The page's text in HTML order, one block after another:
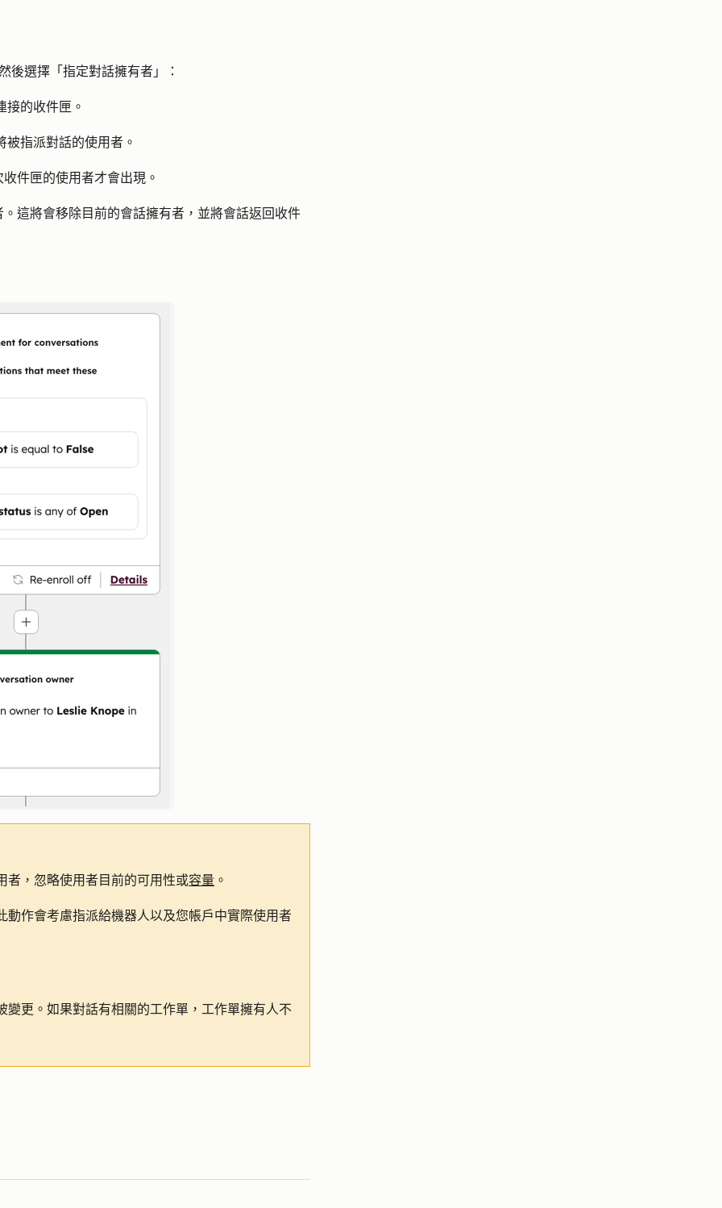
後選擇「 指定對話擁有者」：
接的收件匣 。
指派對話的使用者。
件匣的使用者才會出現。
。這將會移除目前的會話擁有者，並將會話返回收件
者，忽略使用者目前的可用性或容量 。
動作會考慮指派給機器人以及您帳戶中實際使用者
變更。如果對話有相關的工作單，工作單擁有人不